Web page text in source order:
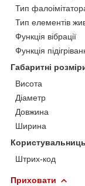
Тип
Тип елементів
Функція вібрації
Функція
Габаритні
Висота
Діаметр
Довжина
Ширина
Штрих-код
Приховати